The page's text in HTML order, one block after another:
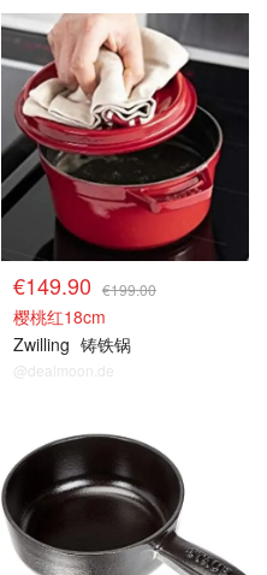
€149.90 €199.00
樱桃红18cm
Zwilling 铸铁锅
@dealmoon.de